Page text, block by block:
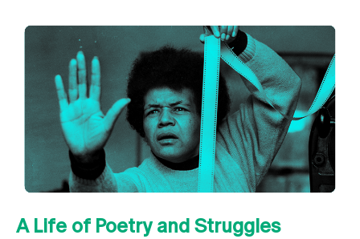
A Life of Poetry and Struggles